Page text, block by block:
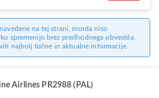
na tej strani, morda niso
spremenijo brez predhodnega obvestila.
najbolj točne in aktualne informacije.
Airlines PR2988 (PAL)